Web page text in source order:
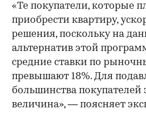
00:00 00:00
«Те покупатели, которые
приобрести квартиру,
решения, поскольку на
альтернатив этой
средние ставки по
превышают 18%. Для
большинства покупателей
величина», — поясняет